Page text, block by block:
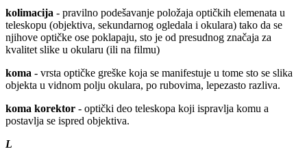
kolimacija - pravilno podešavanje položaja optičkih elemenata u
teleskopu (objektiva, sekundarnog ogledala i okulara) tako da se
njihove optičke ose poklapaju, sto je od presudnog značaja za
kvalitet slike u okularu (ili na filmu)
koma - vrsta optičke greške koja se manifestuje u tome sto se slika
objekta u vidnom polju okulara, po rubovima, lepezasto razliva.
koma korektor - optički deo teleskopa koji ispravlja komu a
postavlja se ispred objektiva.
L